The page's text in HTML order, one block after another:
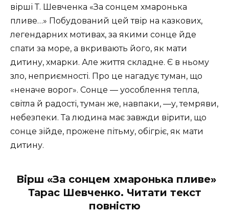
вірші Т. Шевченка «За сонцем хмаронька
пливе…» Побудований цей твір на казкових,
легендарних мотивах, за якими сонце йде
спати за море, а вкривають його, як мати
дитину, хмарки. Але життя складне. Є в ньому
зло, неприємності. Про це нагадує туман, що
«неначе ворог». Сонце — уособлення тепла,
світла й радості, туман же, навпаки, —у, темряви,
небезпеки. Та людина має завжди вірити, що
сонце зійде, прожене пітьму, обігріє, як мати
дитину.
Вірш «За сонцем хмаронька пливе»
Тарас Шевченко. Читати текст
повністю